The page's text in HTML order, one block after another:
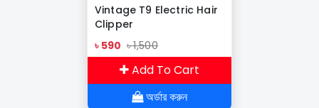
Vintage T9 Electric Hair
Clipper
৳ 590 ৳ 1,500
Add To Cart
অর্ডার করুন